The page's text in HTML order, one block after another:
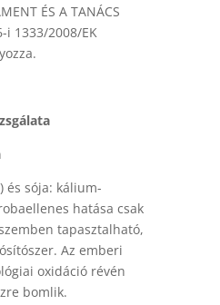
ÉS A TANÁCS
i 1333/2008/EK
és sója: kálium-
hatása csak
tapasztalható,
Az emberi
oxidáció révén
bomlik.